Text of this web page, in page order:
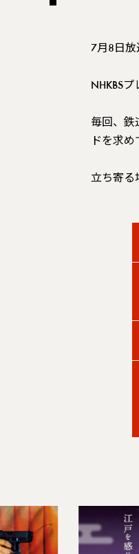
7月8日放
NHKBS
毎回、鉄
ドを求
立ち寄る